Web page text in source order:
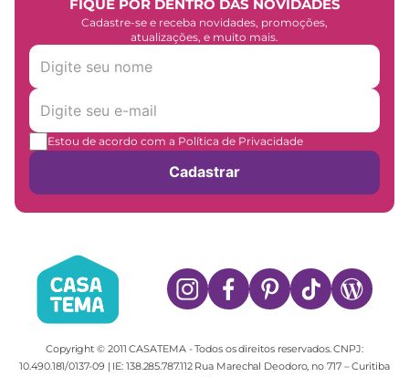
FIQUE POR DENTRO DAS NOVIDADES
Cadastre-se e receba novidades, promoções,
atualizações, e muito mais.
Estou de acordo com a Política de Privacidade
Cadastrar
Copyright © 2011 CASATEMA - Todos os direitos reservados. CNPJ:
10.490.181/0137-09 | IE: 138.285.787.112 Rua Marechal Deodoro, no 717 – Curitiba